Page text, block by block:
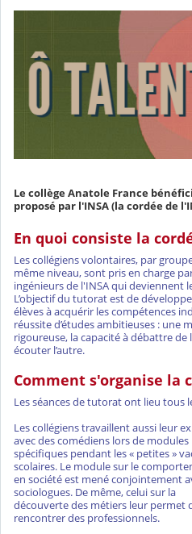
Le collège Anatole France
proposé par l'INSA (la cordée de
En quoi consiste la
Les collégiens volontaires, par
même niveau, sont pris en charge
ingénieurs de l'INSA qui deviennent
L’objectif du tutorat est de
élèves à acquérir les compétences
réussite d’études ambitieuses : une
rigoureuse, la capacité à débattre de
écouter l’autre.
Comment s'organise la
Les séances de tutorat ont lieu tous
Les collégiens travaillent aussi leur
avec des comédiens lors de modules
spécifiques pendant les « petites »
scolaires. Le module sur le
en société est mené conjointement
sociologues. De même, celui sur la
découverte des métiers leur permet
rencontrer des professionnels.